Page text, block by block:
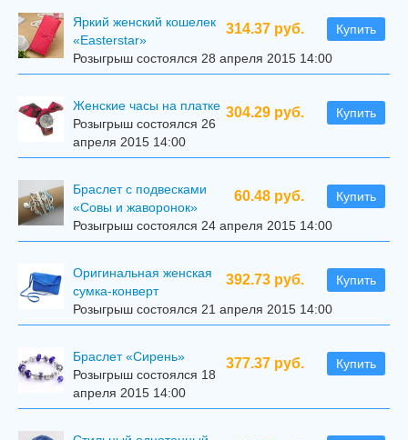
314.37 руб. Купить
Яркий женский кошелек
«Easterstar»
Розыгрыш состоялся 28 апреля 2015 14:00
304.29 руб. Купить
Женские часы на платке
Розыгрыш состоялся 26
апреля 2015 14:00
60.48 руб. Купить
Браслет с подвесками
«Совы и жаворонок»
Розыгрыш состоялся 24 апреля 2015 14:00
392.73 руб. Купить
Оригинальная женская
сумка-конверт
Розыгрыш состоялся 21 апреля 2015 14:00
377.37 руб. Купить
Браслет «Сирень»
Розыгрыш состоялся 18
апреля 2015 14:00